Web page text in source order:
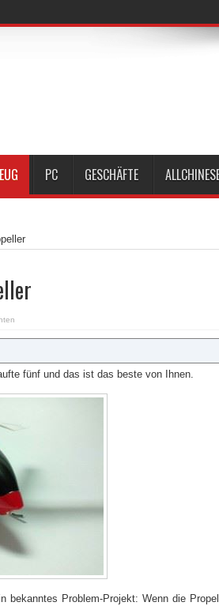
PC GESCHÄFTE
fünf und das ist das beste von Ihnen.
bekanntes Problem-Projekt: Wenn die